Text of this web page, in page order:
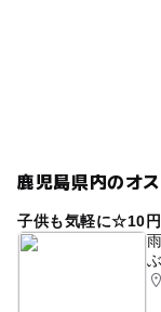
鹿児島県内のオ
子供も気軽に☆10円